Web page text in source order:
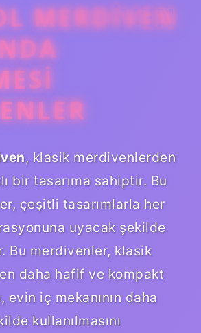
MERDIVEN
, klasik merdivenlerden
bir tasarıma sahiptir. Bu
çeşitli tasarımlarla her
uyacak şekilde
Bu merdivenler, klasik
daha hafif ve kompakt
evin iç mekanının daha
kullanılmasını